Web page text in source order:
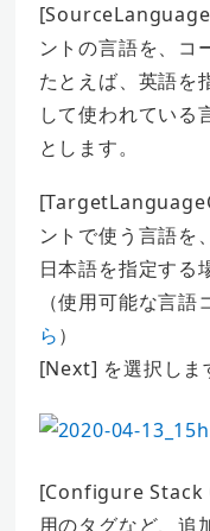
ントの言語を、コ
たとえば、英語を
して使われてい
とします。
ントで使う言語を
日本語を指定する
（使用可能な言
ら）
[Next] を選択しま
[Configure Stack
用のタグなど、追